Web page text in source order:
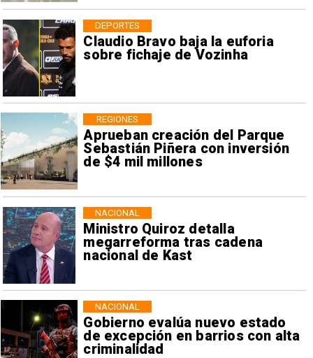
Claudio Bravo baja la euforia
sobre fichaje de Vozinha
DEPORTES
Aprueban creación del Parque
Sebastián Piñera con inversión
de $4 mil millones
REGIONES
Ministro Quiroz detalla
megarreforma tras cadena
nacional de Kast
NACIONAL
Gobierno evalúa nuevo estado
de excepción en barrios con alta
criminalidad
NACIONAL